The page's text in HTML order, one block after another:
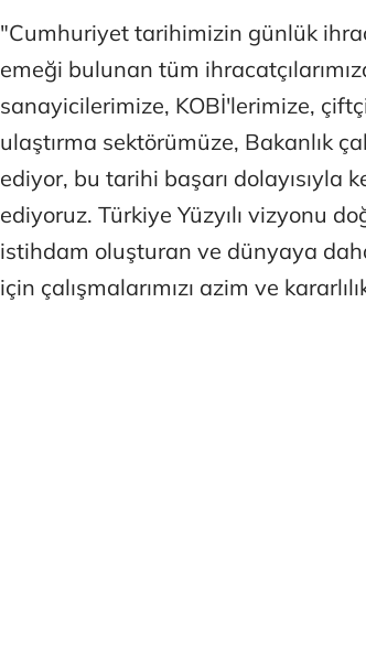
"Cumhuriyet tarihimizin günlük
emeği bulunan tüm
sanayicilerimize, KOBİ'lerimize,
ulaştırma sektörümüze, Bakanlık
ediyor, bu tarihi başarı dolayısıyla
ediyoruz. Türkiye Yüzyılı vizyonu
istihdam oluşturan ve dünyaya
için çalışmalarımızı azim ve